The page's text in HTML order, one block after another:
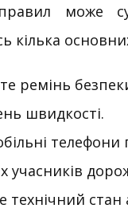
може
кілька
ремінь
швидкості.
телефони
учасників
технічний стан